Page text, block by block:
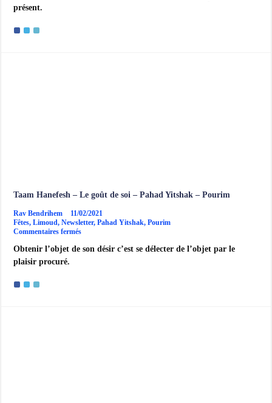
présent.
Taam Hanefesh – Le goût de soi – Pahad Yitshak – Pourim
Rav Bendrihem
11/02/2021
Fêtes,Limoud,Newsletter,Pahad Yitshak,Pourim
Commentaires ferméssur
Hanefesh
Obtenir l’objet de son désir c’est se délecter de l’objet par le
plaisir procuré.